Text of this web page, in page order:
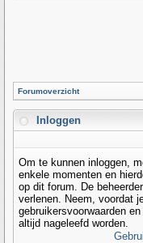
Forumoverzicht
Inloggen
Om te kunnen inloggen,
enkele momenten en
op dit forum. De
verlenen. Neem, voordat
gebruikersvoorwaarden
altijd nageleefd worden.